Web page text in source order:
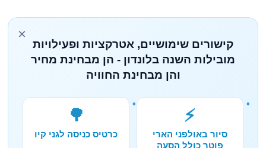
×
קישורים שימושיים, אטרקציות ופעילויות
מובילות השנה בלונדון - הן מבחינת מחיר
והן מבחינת החוויה
⚡
סיור באולפני הארי
פוטר כולל הסעה
🌳
כרטיס כניסה לגני קיו